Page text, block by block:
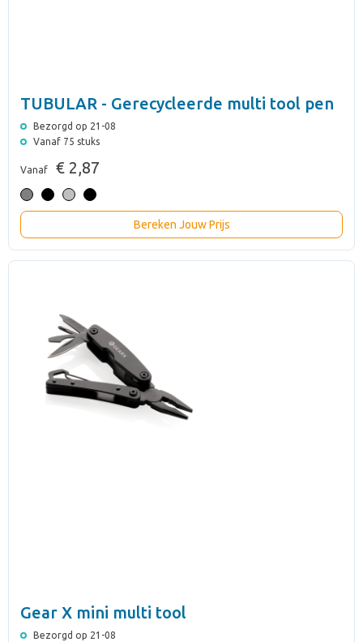
TUBULAR - Gerecycleerde multi tool pen
Bezorgd op 21-08
Vanaf 75 stuks
Vanaf € 2,87
Bereken Jouw Prijs
Gear X mini multi tool
Bezorgd op 21-08